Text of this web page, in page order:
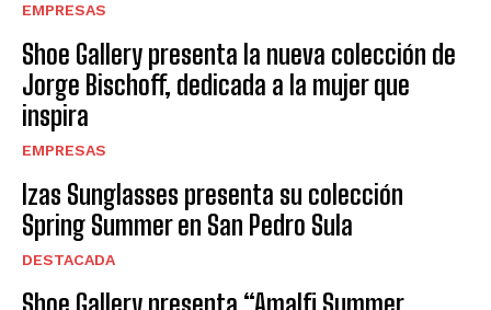
EMPRESAS
Shoe Gallery presenta la nueva colección de
Jorge Bischoff, dedicada a la mujer que
inspira
EMPRESAS
Izas Sunglasses presenta su colección
Spring Summer en San Pedro Sula
DESTACADA